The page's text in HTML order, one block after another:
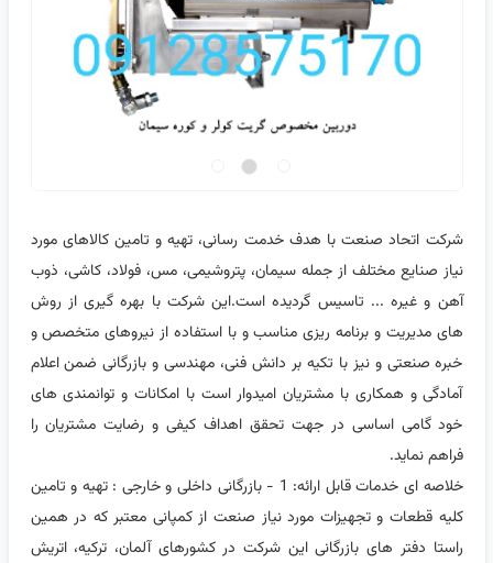
شرکت اتحاد صنعت با هدف خدمت رسانی، تهیه و تامین کالاهای مورد
نیاز صنایع مختلف از جمله سیمان، پتروشیمی، مس، فولاد، کاشی، ذوب
آهن و غیره ... تاسیس گردیده است.این شرکت با بهره گیری از روش
های مدیریت و برنامه ریزی مناسب و با استفاده از نیروهای متخصص و
خبره صنعتی و نیز با تکیه بر دانش فنی، مهندسی و بازرگانی ضمن اعلام
آمادگی و همکاری با مشتریان امیدوار است با امکانات و توانمندی های
خود گامی اساسی در جهت تحقق اهداف کیفی و رضایت مشتریان را
فراهم نماید.
خلاصه ای خدمات قابل ارائه: 1 - بازرگانی داخلی و خارجی : تهیه و تامین
کلیه قطعات و تجهیزات مورد نیاز صنعت از کمپانی معتبر که در همین
راستا دفتر های بازرگانی این شرکت در کشورهای آلمان، ترکیه، اتریش